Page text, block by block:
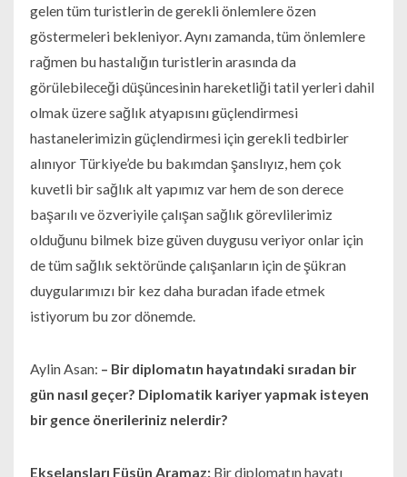
gelen tüm turistlerin de gerekli önlemlere özen
göstermeleri bekleniyor. Aynı zamanda, tüm önlemlere
rağmen bu hastalığın turistlerin arasında da
görülebileceği düşüncesinin hareketliği tatil yerleri dahil
olmak üzere sağlık atyapısını güçlendirmesi
hastanelerimizin güçlendirmesi için gerekli tedbirler
alınıyor Türkiye’de bu bakımdan şanslıyız, hem çok
kuvetli bir sağlık alt yapımız var hem de son derece
başarılı ve özveriyile çalışan sağlık görevlilerimiz
olduğunu bilmek bize güven duygusu veriyor onlar için
de tüm sağlık sektöründe çalışanların için de şükran
duygularımızı bir kez daha buradan ifade etmek
istiyorum bu zor dönemde.
Aylin Asan: – Bir diplomatın hayatındaki sıradan bir
gün nasıl geçer? Diplomatik kariyer yapmak isteyen
bir gence önerileriniz nelerdir?
Ekselansları Füsün Aramaz:Bir diplomatın hayatı